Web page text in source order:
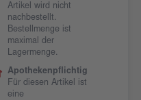
Artikel wird nicht
nachbestellt.
Bestellmenge ist
maximal der
Lagermenge.
Apothekenpflichtig
Für diesen Artikel ist
eine